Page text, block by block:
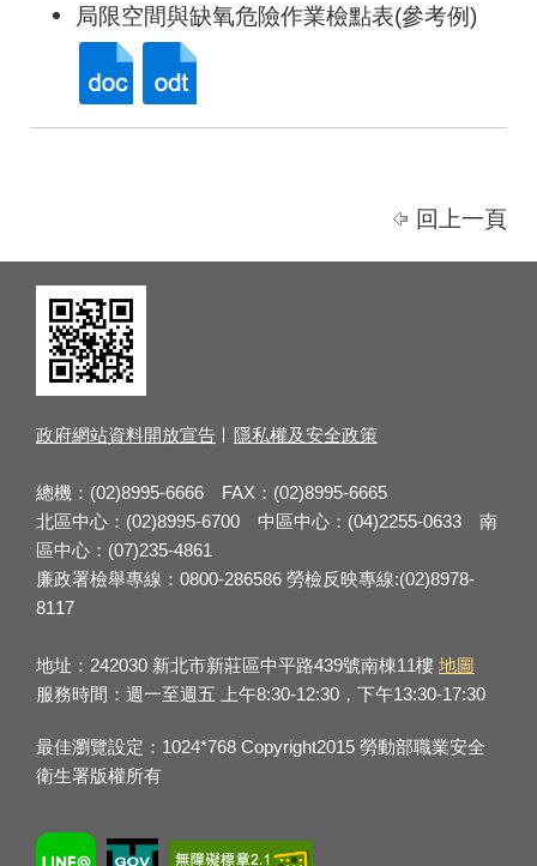
局限空間與缺氧危險作業檢點表(參考例)
回上一頁
政府網站資料開放宣告 隱私權及安全政策
總機：(02)8995-6666 FAX：(02)8995-6665
北區中心：(02)8995-6700 中區中心：(04)2255-0633 南
區中心：(07)235-4861
廉政署檢舉專線：0800-286586 勞檢反映專線:(02)8978-
8117
地址：242030 新北市新莊區中平路439號南棟11樓 地圖
服務時間：週一至週五 上午8:30-12:30，下午13:30-17:30
最佳瀏覽設定：1024*768 Copyright2015 勞動部職業安全
衛生署版權所有